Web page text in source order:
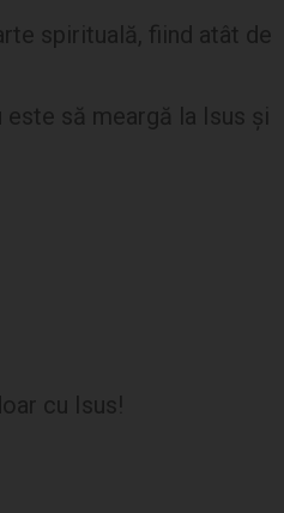
spirituală, fiind atât de
să meargă la Isus și
cu Isus!